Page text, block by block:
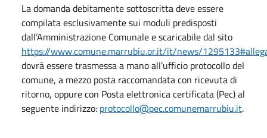
La domanda debitamente sottoscritta deve essere
compilata esclusivamente sui moduli predisposti
dall’Amministrazione Comunale e scaricabile dal sito
https://www.comune.marrubiu.or.it/it/news/
dovrà essere trasmessa a mano all’ufficio protocollo del
comune, a mezzo posta raccomandata con ricevuta di
ritorno, oppure con Posta elettronica certificata (Pec) al
seguente indirizzo: protocollo@pec.comunemarrubiu.it.